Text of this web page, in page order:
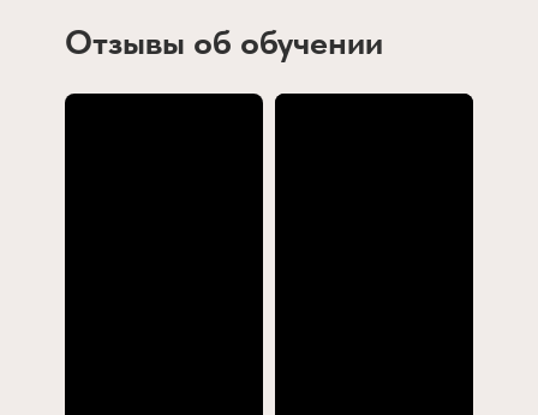
Отзывы об обучении